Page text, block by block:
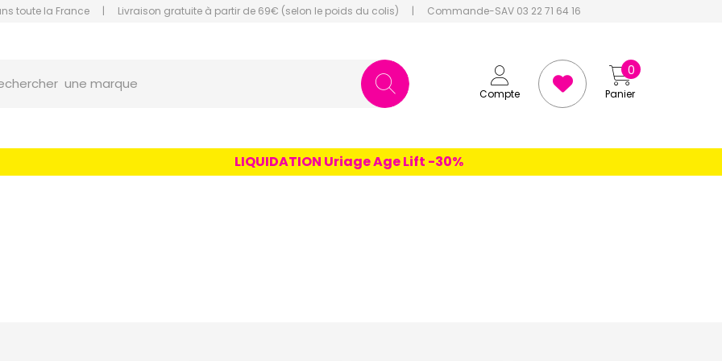
toute la France | Livraison gratuite à partir de 69€ (selon le poids du colis) | Commande-SAV 03 22 71 64 16
Compte Panier
0
un conseil
LIQUIDATION Uriage Age Lift -30%